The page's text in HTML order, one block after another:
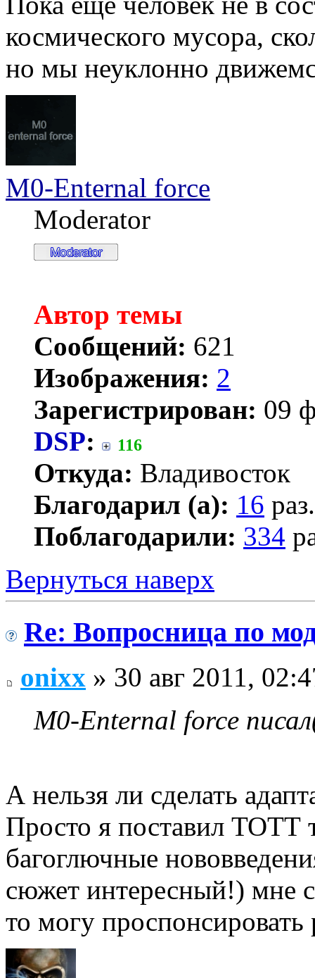
космического мусора,
но мы неуклонно
M0-Enternal force
Moderator
Автор темы
Сообщений: 621
Изображения: 2
Зарегистрирован: 09
DSP: 116
Откуда: Владивосток
Благодарил (а): 16 раз.
Поблагодарили: 334
Вернуться наверх
Re: Вопросница по
onixx » 30 авг 2011,
M0-Enternal force
А нельзя ли сделать
Просто я поставил ТОТТ
багоглючные
сюжет интересный!) мне
то могу проспонсировать